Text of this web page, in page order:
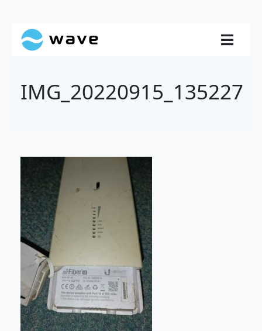
IMG_20220915_135227